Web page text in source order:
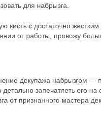
для набрызга.
кисть с достаточно
от работы, провожу
декупажа набрызгом —
детально запечатлеть его
от признанного мастера